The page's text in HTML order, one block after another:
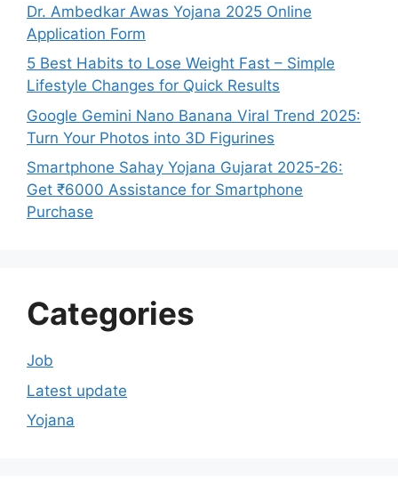
Dr. Ambedkar Awas Yojana 2025 Online
Application Form
5 Best Habits to Lose Weight Fast – Simple
Lifestyle Changes for Quick Results
Google Gemini Nano Banana Viral Trend 2025:
Turn Your Photos into 3D Figurines
Smartphone Sahay Yojana Gujarat 2025-26:
Get ₹6000 Assistance for Smartphone
Purchase
Categories
Job
Latest update
Yojana